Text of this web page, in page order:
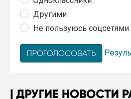
Другими
Не пользуюсь соцсетями
ДРУГИЕ НОВОСТИ